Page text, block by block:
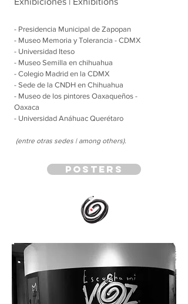
- Presidencia Municipal de Zapopan
- Museo Memoria y Tolerancia - CDMX
- Universidad Iteso
- Museo Semilla en chihuahua
- Colegio Madrid en la CDMX
- Sede de la CNDH en Chihuahua
- Museo de los pintores Oaxaqueños -
Oaxaca
- Universidad Anáhuac Querétaro
(entre otras sedes | among others).
posters